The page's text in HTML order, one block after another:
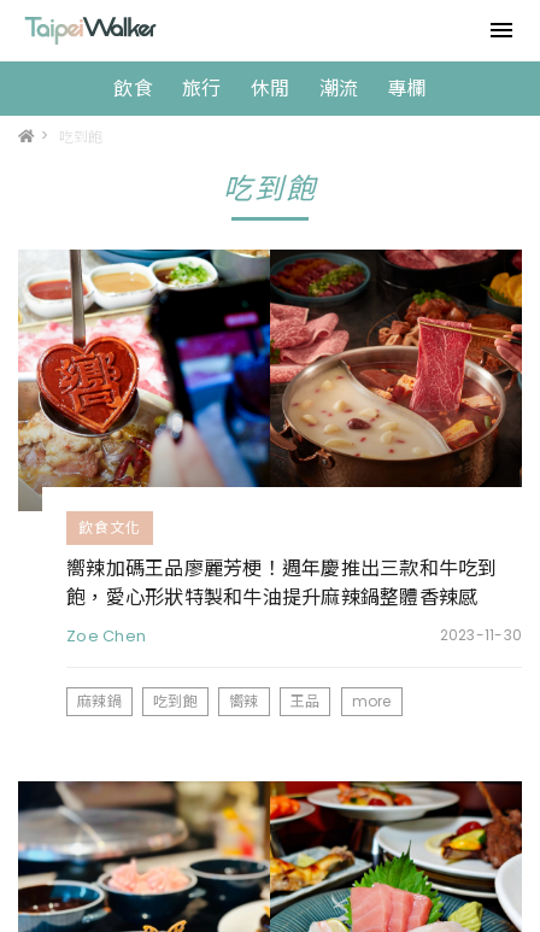
飲食 旅行 休閒 潮流 專欄
> 吃到飽
吃到飽
飲食文化
嚮辣加碼王品廖麗芳梗！週年慶推出三款和牛吃到
飽，愛心形狀特製和牛油提升麻辣鍋整體香辣感
Zoe Chen 2023-11-30
麻辣鍋 吃到飽 嚮辣 王品 more